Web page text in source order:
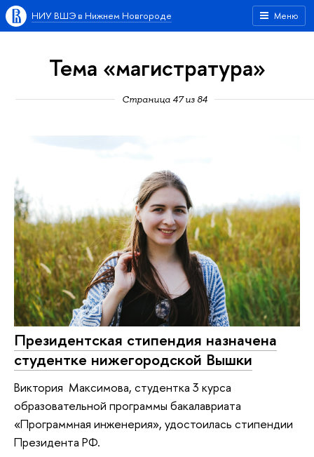
Меню
НИУ ВШЭ в Нижнем Новгороде
Тема «магистратура»
Страница 47 из 84
Президентская стипендия назначена
студентке нижегородской Вышки
Виктория Максимова, студентка 3 курса
образовательной программы бакалавриата
«Программная инженерия», удостоилась стипендии
Президента РФ.